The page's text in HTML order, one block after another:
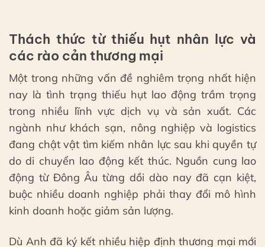
Thách thức từ thiếu hụt nhân lực và
các rào cản thương mại
Một trong những vấn đề nghiêm trọng nhất hiện
nay là tình trạng thiếu hụt lao động trầm trọng
trong nhiều lĩnh vực dịch vụ và sản xuất. Các
ngành như khách sạn, nông nghiệp và logistics
đang chật vật tìm kiếm nhân lực sau khi quyền tự
do di chuyển lao động kết thúc. Nguồn cung lao
động từ Đông Âu từng dồi dào nay đã cạn kiệt,
buộc nhiều doanh nghiệp phải thay đổi mô hình
kinh doanh hoặc giảm sản lượng.
Dù Anh đã ký kết nhiều hiệp định thương mại mới